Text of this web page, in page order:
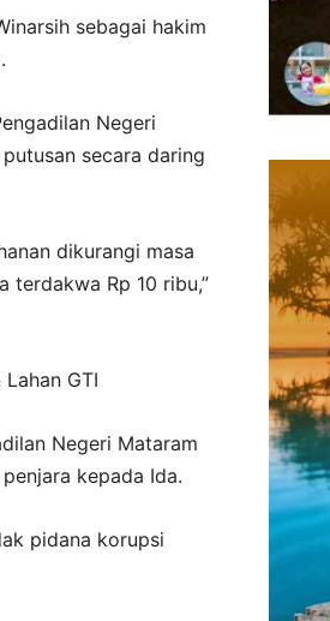
sebagai hakim
Negeri
secara daring
dikurangi masa
terdakwa Rp 10 ribu,”
GTI
Negeri Mataram
kepada Ida.
pidana korupsi